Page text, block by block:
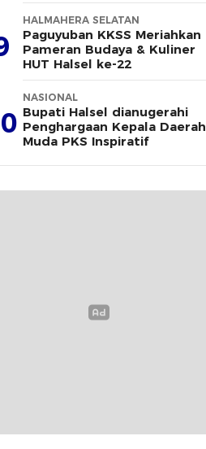
HALMAHERA SELATAN
Paguyuban KKSS Meriahkan
Pameran Budaya & Kuliner
HUT Halsel ke-22
NASIONAL
Bupati Halsel dianugerahi
Penghargaan Kepala Daerah
Muda PKS Inspiratif